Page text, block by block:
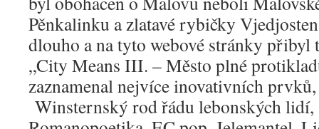
Pěnkalinku a zlatavé rybičky
dlouho a na tyto webové stránky přibyl
„City Means III. – Město plné
zaznamenal nejvíce inovativních
Winsternský rod řádu lebonských